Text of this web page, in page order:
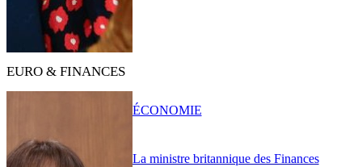
EURO & FINANCES
La ministre britannique des Finances
ÉCONOMIE